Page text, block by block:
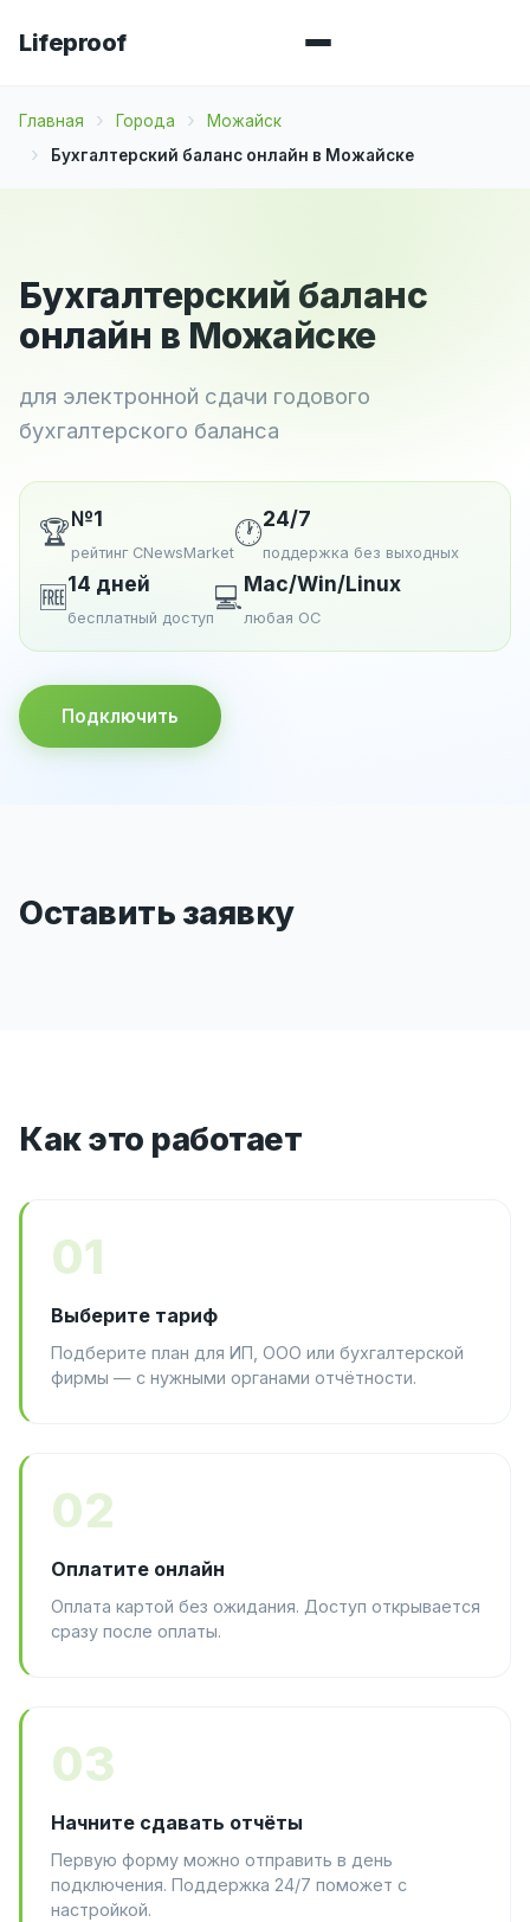
Lifeproof
Главная Города
Можайск
Бухгалтерский баланс онлайн в Можайске
Бухгалтерский баланс
онлайн в Можайске
для электронной сдачи годового
бухгалтерского баланса
🏆№1
рейтинг CNewsMarket
🕐24/7
поддержка без выходных
🆓14 дней
бесплатный доступ
💻Mac/Win/Linux
любая ОС
Подключить
Оставить заявку
Как это работает
01
Выберите тариф
Подберите план для ИП, ООО или бухгалтерской
фирмы — с нужными органами отчётности.
02
Оплатите онлайн
Оплата картой без ожидания. Доступ открывается
сразу после оплаты.
03
Начните сдавать отчёты
Первую форму можно отправить в день
подключения. Поддержка 24/7 поможет с
настройкой.